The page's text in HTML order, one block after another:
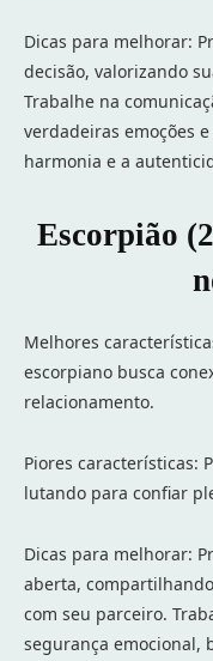
Dicas para melhorar:
decisão, valorizando
Trabalhe na
verdadeiras emoções
harmonia e a
Escorpião
Melhores
escorpiano busca
relacionamento.
Piores características:
lutando para confiar
Dicas para melhorar:
aberta,
com seu parceiro.
segurança emocional,